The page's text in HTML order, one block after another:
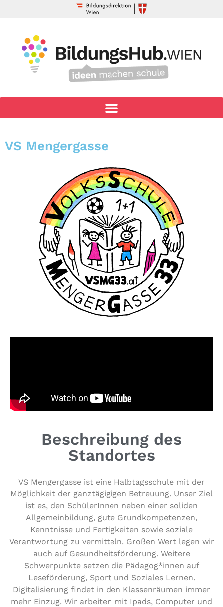
VS Mengergasse
Beschreibung des
Standortes
VS Men­ger­gas­se ist eine Halb­tags­schu­le mit der
Mög­lich­keit der ganz­tä­gi­gi­gen Betreuung. Unser Ziel
ist es, den Schü­le­rIn­nen neben einer soliden
All­ge­mein­bil­dung, gute Grund­kom­pe­ten­zen,
Kennt­nis­se und Fer­tig­kei­ten sowie soziale
Ver­ant­wor­tung zu ver­mit­teln. Großen Wert legen wir
auch auf Gesund­heits­för­de­rung. Weitere
Schwer­punk­te setzen die Pädagog*innen auf
Lese­för­de­rung, Sport und Soziales Lernen.
Digi­ta­li­sie­rung findet in den Klas­sen­räu­men immer
mehr Einzug. Wir arbeiten mit Ipads, Computer und